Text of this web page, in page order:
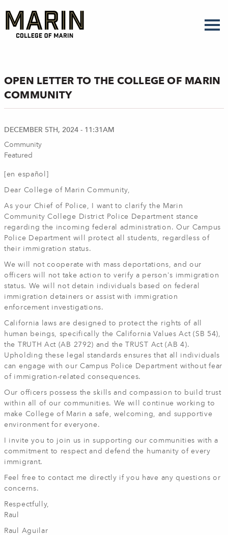
main
content
OPEN LETTER TO THE COLLEGE OF MARIN
COMMUNITY
DECEMBER 5TH, 2024 - 11:31AM
Community
Featured
[en español]
Dear College of Marin Community,
As your Chief of Police, I want to clarify the Marin
Community College District Police Department stance
regarding the incoming federal administration. Our Campus
Police Department will protect all students, regardless of
their immigration status.
We will not cooperate with mass deportations, and our
officers will not take action to verify a person's immigration
status. We will not detain individuals based on federal
immigration detainers or assist with immigration
enforcement investigations.
California laws are designed to protect the rights of all
human beings, specifically the California Values Act (SB 54),
the TRUTH Act (AB 2792) and the TRUST Act (AB 4).
Upholding these legal standards ensures that all individuals
can engage with our Campus Police Department without fear
of immigration-related consequences.
Our officers possess the skills and compassion to build trust
within all of our communities. We will continue working to
make College of Marin a safe, welcoming, and supportive
environment for everyone.
I invite you to join us in supporting our communities with a
commitment to respect and defend the humanity of every
immigrant.
Feel free to contact me directly if you have any questions or
concerns.
Respectfully,
Raul
Raul Aguilar